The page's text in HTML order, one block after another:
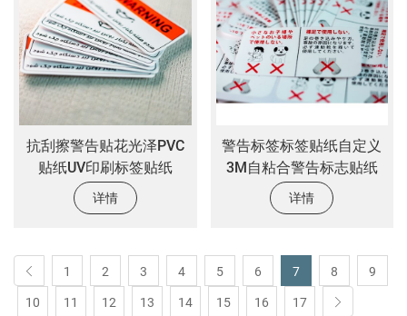
抗刮擦警告贴花光泽PVC
贴纸UV印刷标签贴纸
详情
警告标签标签贴纸自定义
3M自粘合警告标志贴纸
详情
1 2 3 4 5 6 7 8
9
10
11 12 13 14 15 16 17